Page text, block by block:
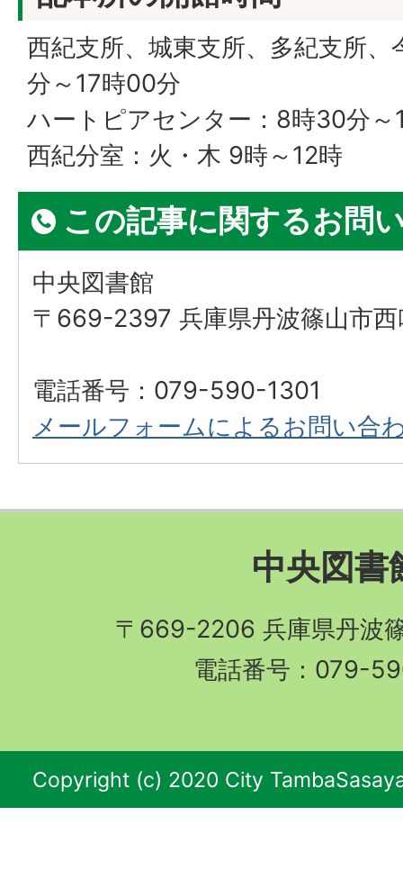
西紀支所、城東支所、多紀支所
分～17時00分
ハートピアセンター：8時30分～
西紀分室：火・木 9時～12時
この記事に関するお問
中央図書館
〒669-2397 兵庫県丹波篠山市
電話番号：079-590-1301
メールフォームによるお問い合
中央図書
〒669-2206 兵庫県丹波
電話番号：079-
Copyright (c) 2020 City